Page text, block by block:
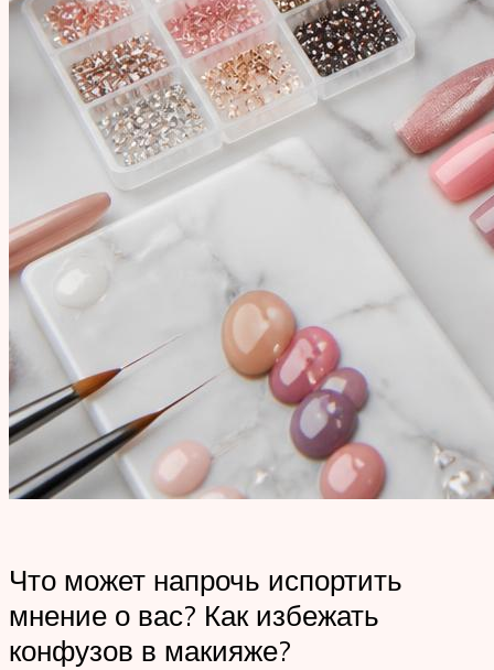
Что может напрочь испортить
мнение о вас? Как избежать
конфузов в макияже?